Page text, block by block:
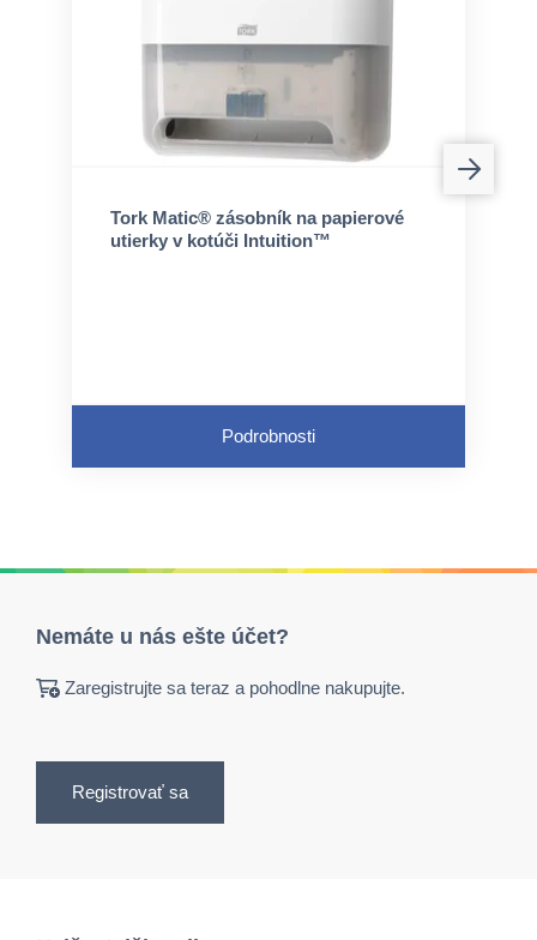
Tork Matic® zásobník na papierové
utierky v kotúči Intuition™
Podrobnosti
Nemáte u nás ešte účet?
Zaregistrujte sa teraz a pohodlne nakupujte.
Registrovať sa